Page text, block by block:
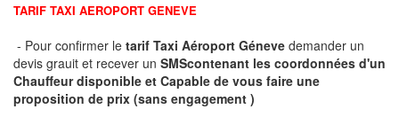
TARIF TAXI AEROPORT GENEVE
- Pour confirmer le tarif Taxi Aéroport Géneve demander un
devis grauit et recever un SMScontenant les coordonnées d'un
Chauffeur disponible et Capable de vous faire une
proposition de prix (sans engagement )